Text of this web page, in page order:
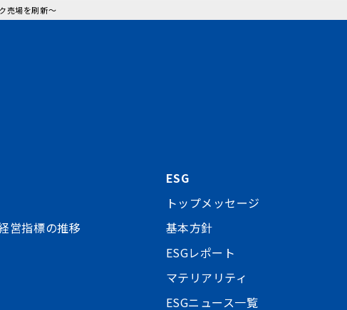
売場を刷新～
営指標の推移
ESG
トップメッセージ
基本方針
ESGレポート
マテリアリティ
ESGニュース一覧